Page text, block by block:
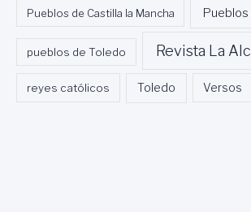
Pueblos de Castilla la Mancha Pueblos
pueblos de Toledo Revista La
reyes católicos Toledo Versos